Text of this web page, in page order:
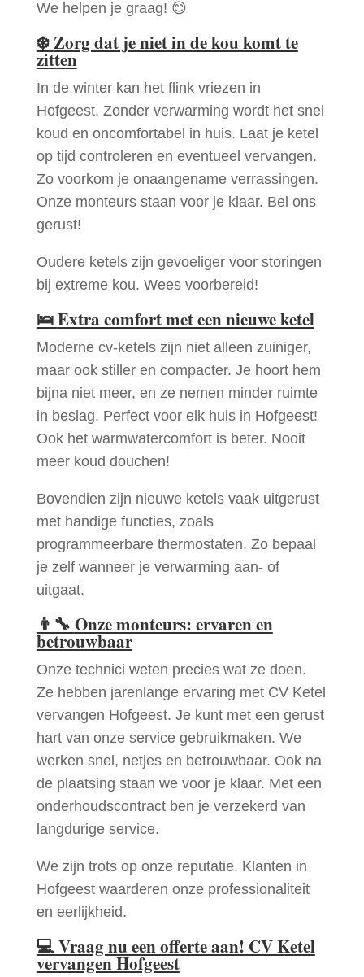
We helpen je graag! 😊
❄️Zorg dat je niet in de kou komt te
zitten
In de winter kan het flink vriezen in
Hofgeest. Zonder verwarming wordt het snel
koud en oncomfortabel in huis. Laat je ketel
op tijd controleren en eventueel vervangen.
Zo voorkom je onaangename verrassingen.
Onze monteurs staan voor je klaar. Bel ons
gerust!
Oudere ketels zijn gevoeliger voor storingen
bij extreme kou. Wees voorbereid!
🛌Extra comfort met een nieuwe ketel
Moderne cv-ketels zijn niet alleen zuiniger,
maar ook stiller en compacter. Je hoort hem
bijna niet meer, en ze nemen minder ruimte
in beslag. Perfect voor elk huis in Hofgeest!
Ook het warmwatercomfort is beter. Nooit
meer koud douchen!
Bovendien zijn nieuwe ketels vaak uitgerust
met handige functies, zoals
programmeerbare thermostaten. Zo bepaal
je zelf wanneer je verwarming aan- of
uitgaat.
👨‍🔧 Onze monteurs: ervaren en
betrouwbaar
Onze technici weten precies wat ze doen.
Ze hebben jarenlange ervaring met CV Ketel
vervangen Hofgeest. Je kunt met een gerust
hart van onze service gebruikmaken. We
werken snel, netjes en betrouwbaar. Ook na
de plaatsing staan we voor je klaar. Met een
onderhoudscontract ben je verzekerd van
langdurige service.
We zijn trots op onze reputatie. Klanten in
Hofgeest waarderen onze professionaliteit
en eerlijkheid.
💻Vraag nu een offerte aan! CV Ketel
vervangen Hofgeest